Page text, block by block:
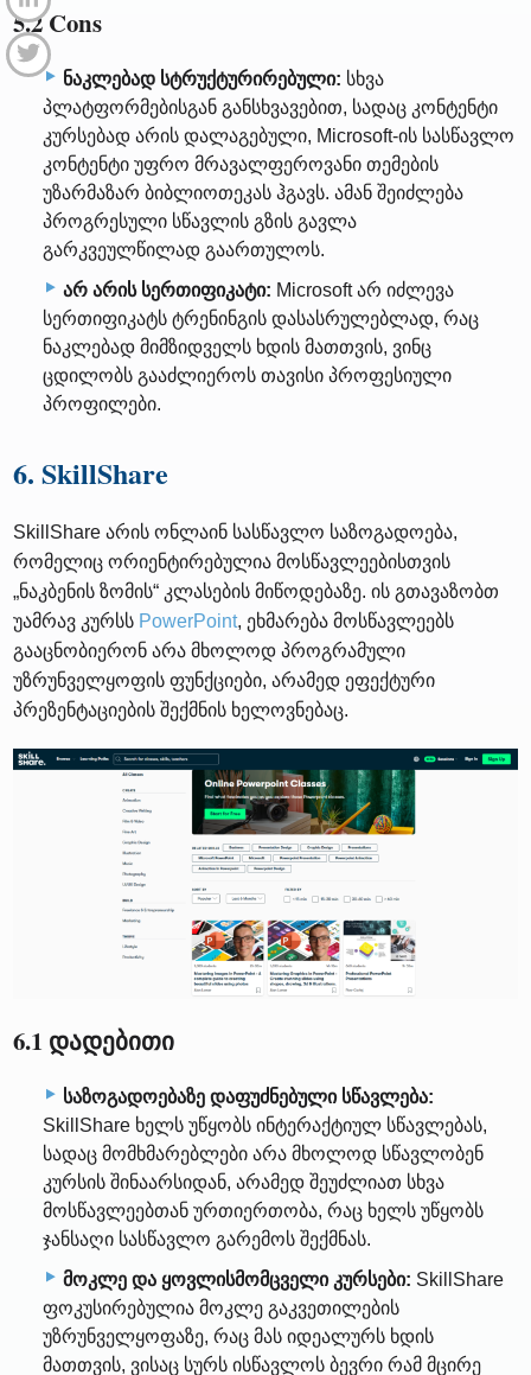
5.2 Cons
ნაკლებად სტრუქტურირებული: სხვა
პლატფორმებისგან განსხვავებით, სადაც კონტენტი
კურსებად არის დალაგებული, Microsoft-ის სასწავლო
კონტენტი უფრო მრავალფეროვანი თემების
უზარმაზარ ბიბლიოთეკას ჰგავს. ამან შეიძლება
პროგრესული სწავლის გზის გავლა
გარკვეულწილად გაართულოს.
არ არის სერთიფიკატი: Microsoft არ იძლევა
სერთიფიკატს ტრენინგის დასასრულებლად, რაც
ნაკლებად მიმზიდველს ხდის მათთვის, ვინც
ცდილობს გააძლიეროს თავისი პროფესიული
პროფილები.
6. SkillShare
SkillShare არის ონლაინ სასწავლო საზოგადოება,
რომელიც ორიენტირებულია მოსწავლეებისთვის
„ნაკბენის ზომის“ კლასების მიწოდებაზე. ის გთავაზობთ
უამრავ კურსს PowerPoint, ეხმარება მოსწავლეებს
გააცნობიერონ არა მხოლოდ პროგრამული
უზრუნველყოფის ფუნქციები, არამედ ეფექტური
პრეზენტაციების შექმნის ხელოვნებაც.
6.1 დადებითი
საზოგადოებაზე დაფუძნებული სწავლება:
SkillShare ხელს უწყობს ინტერაქტიულ სწავლებას,
სადაც მომხმარებლები არა მხოლოდ სწავლობენ
კურსის შინაარსიდან, არამედ შეუძლიათ სხვა
მოსწავლეებთან ურთიერთობა, რაც ხელს უწყობს
ჯანსაღი სასწავლო გარემოს შექმნას.
მოკლე და ყოვლისმომცველი კურსები: SkillShare
ფოკუსირებულია მოკლე გაკვეთილების
უზრუნველყოფაზე, რაც მას იდეალურს ხდის
მათთვის, ვისაც სურს ისწავლოს ბევრი რამ მცირე